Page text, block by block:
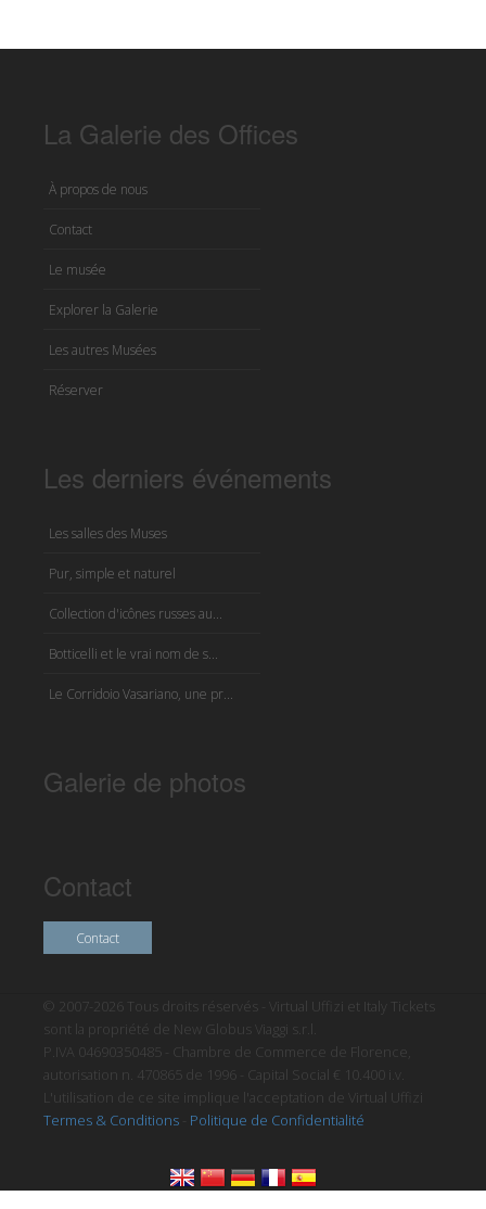
La Galerie des Offices
À propos de nous
Contact
Le musée
Explorer la Galerie
Les autres Musées
Réserver
Les derniers événements
Les salles des Muses
Pur, simple et naturel
Collection d'icônes russes au...
Botticelli et le vrai nom de s...
Le Corridoio Vasariano, une pr...
Galerie de photos
Contact
Contact
© 2007-2026 Tous droits réservés - Virtual Uffizi et Italy Tickets
sont la propriété de New Globus Viaggi s.r.l.
P.IVA 04690350485 - Chambre de Commerce de Florence,
autorisation n. 470865 de 1996 - Capital Social € 10.400 i.v.
L'utilisation de ce site implique l'acceptation de Virtual Uffizi
Termes & Conditions
Politique de Confidentialité